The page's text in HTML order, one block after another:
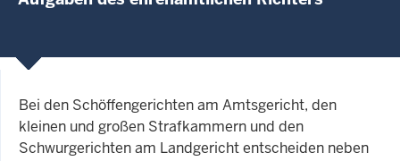
Bei den Schöffengerichten am Amtsgericht, den
kleinen und großen Strafkammern und den
Schwurgerichten am Landgericht entscheiden neben